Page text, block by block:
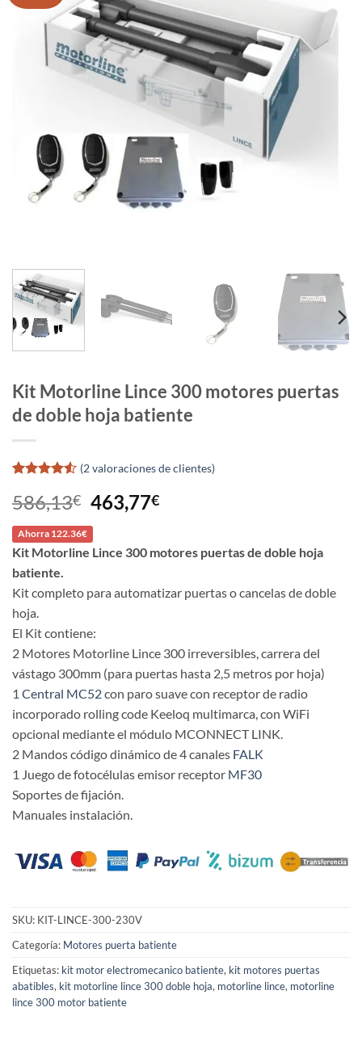
Kit Motorline Lince 300 motores puertas
de doble hoja batiente
con4.5
de 5 en
base a
valoraciones
de clientes
(2valoraciones de clientes)
586,13€ El
precio
original
era:
463,77€El
es:
Ahorra 122.36€
Kit Motorline Lince 300 motores puertas de doble hoja
batiente.
Kit completo para automatizar puertas o cancelas de doble
hoja.
El Kit contiene:
2 Motores Motorline Lince 300 irreversibles, carrera del
vástago 300mm (para puertas hasta 2,5 metros por hoja)
1 Central MC52con paro suave con receptor de radio
incorporado rolling code Keeloq multimarca, con WiFi
opcional mediante el módulo MCONNECT LINK.
2 Mandos código dinámico de 4 canales FALK
1 Juego de fotocélulas emisor receptor MF30
Soportes de fijación.
Manuales instalación.
SKU: KIT-LINCE-300-230V
Categoría: Motores puerta batiente
Etiquetas: kit motor electromecanico batiente, kit motores puertas
abatibles, kit motorline lince 300 doble hoja, motorline lince, motorline
lince 300 motor batiente